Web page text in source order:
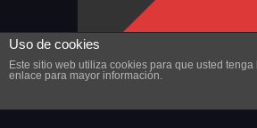
Uso de cookies
Este sitio web utiliza cookies para que usted
enlace para mayor información.